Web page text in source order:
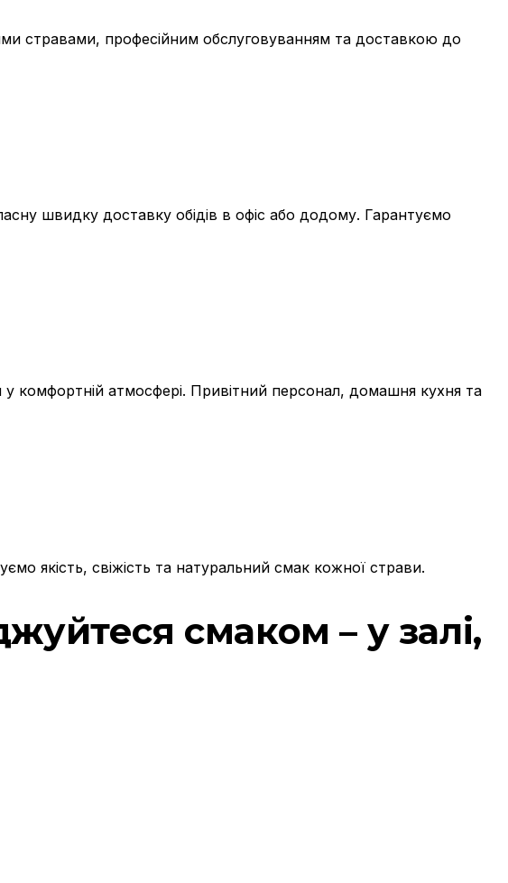
стравами, професійним обслуговуванням та доставкою до
швидку доставку обідів в офіс або додому. Гарантуємо
комфортній атмосфері. Привітний персонал, домашня кухня та
якість, свіжість та натуральний смак кожної страви.
смаком – у залі,